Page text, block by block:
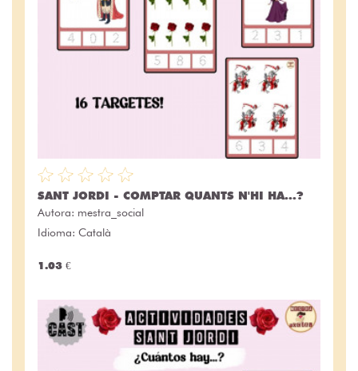
SANT JORDI - COMPTAR QUANTS N'HI HA...?
Autora: mestra_social
Idioma: Català
1.03 €